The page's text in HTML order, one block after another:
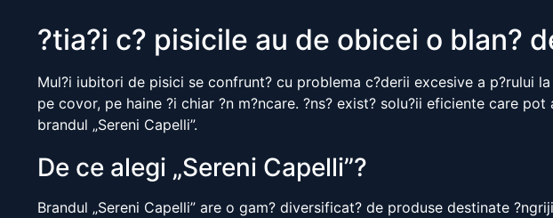
?tia?i c? pisicile au de obicei o blan?
Mul?i iubitori de pisici se confrunt? cu problema c?derii excesive a p?rului
pe covor, pe haine ?i chiar ?n m?ncare. ?ns? exist? solu?ii eficiente care
brandul „Sereni Capelli”.
De ce alegi „Sereni Capelli”?
Brandul „Sereni Capelli” are o gam? diversificat? de produse destinate